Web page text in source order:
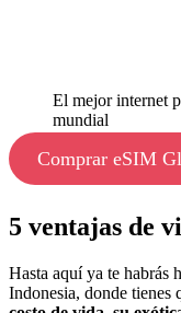
El mejor internet
mundial
Comprar eSIM
5 ventajas de
Hasta aquí ya te habrás
Indonesia, donde tienes